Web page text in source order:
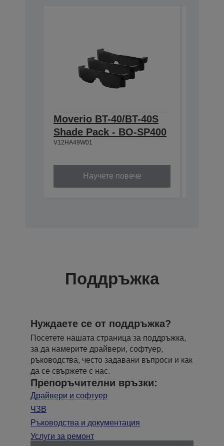
Moverio BT-40/BT-40S
Shade Pack - BO-SP400
V12HA49W01
Научете повече
Поддръжка
Нуждаете се от поддръжка?
Посетете нашата страница за поддръжка,
за да намерите драйвери, софтуер,
ръководства, често задавани въпроси и как
да се свържете с нас.
Препоръчителни връзки:
Драйвери и софтуер
ЧЗВ
Ръководства и документация
Услуги за ремонт